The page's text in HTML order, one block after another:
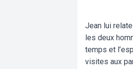
Jean lui
les deux
temps et
visites aux